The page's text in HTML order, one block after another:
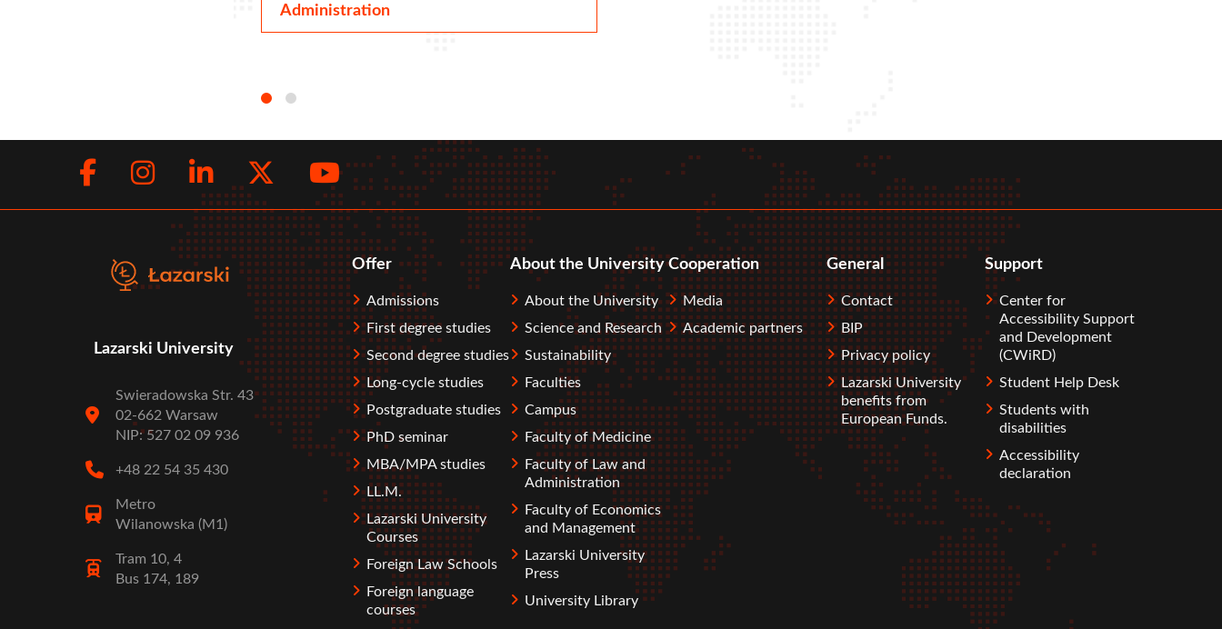
Administration
Social
Facebook
Instagram
LinkedIn
Twitter
Youtube
Lazarski University
Swieradowska Str. 43
02-662 Warsaw
NIP: 527 02 09 936
+48 22 54 35 430
Metro
Wilanowska (M1)
Tram 10, 4
Bus 174, 189
Stopka
Offer
Admissions
First degree studies
Second degree studies
Long-cycle studies
Postgraduate studies
PhD seminar
MBA/MPA studies
LL.M.
Lazarski University
Courses
Foreign Law Schools
Foreign language
courses
About the University
About the University
Science and Research
Sustainability
Faculties
Campus
Faculty of Medicine
Faculty of Law and
Administration
Faculty of Economics
and Management
Lazarski University
Press
University Library
Cooperation
Media
Academic partners
General
Contact
BIP
Privacy policy
Lazarski University
benefits from
European Funds.
Support
Center for
Accessibility Support
and Development
(CWiRD)
Student Help Desk
Students with
disabilities
Accessibility
declaration